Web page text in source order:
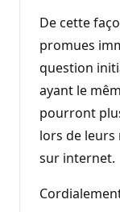
De cette
promues
question
ayant le
pourront
lors de
sur internet.